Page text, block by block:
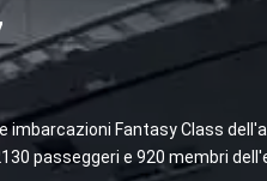
imbarcazioni Fantasy Class
passeggeri e 920 membri